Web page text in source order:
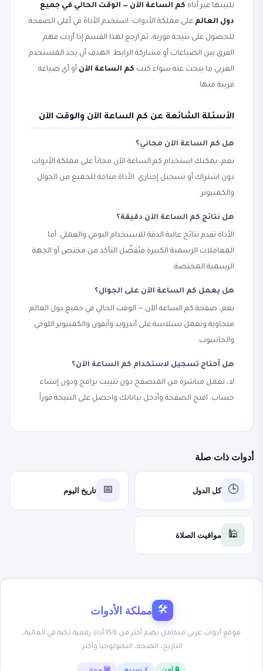
تلبيتها عبر أداة كم الساعة الآن — الوقت الحالي في جميع
دول العالم على مملكة الأدوات. استخدم الأداة في أعلى الصفحة
للحصول على نتيجة فورية، ثم ارجع لهذا القسم إذا أردت فهم
الفرق بين الصياغات أو مشاركة الرابط. الهدف أن يجد المستخدم
العربي ما يبحث عنه سواء كتب كم الساعة الآن أو أي صياغة
قريبة منها.
الأسئلة الشائعة عن كم الساعة الآن والوقت الآن
هل كم الساعة الآن مجاني؟
نعم، يمكنك استخدام كم الساعة الآن مجاناً على مملكة الأدوات
دون اشتراك أو تسجيل إجباري. الأداة متاحة للجميع من الجوال
والكمبيوتر.
هل نتائج كم الساعة الآن دقيقة؟
الأداة تقدم نتائج عالية الدقة للاستخدام اليومي والعملي. أما
المعاملات الرسمية الكبيرة فيُفضّل التأكد من مختص أو الجهة
الرسمية المختصة.
هل يعمل كم الساعة الآن على الجوال؟
نعم، صفحة كم الساعة الآن — الوقت الحالي في جميع دول العالم
متجاوبة وتعمل بسلاسة على أندرويد وآيفون والكمبيوتر اللوحي
والحاسوب.
هل أحتاج تسجيل لاستخدام كم الساعة الآن؟
لا، تعمل مباشرة من المتصفح دون تثبيت برامج ودون إنشاء
حساب. افتح الصفحة وأدخل بياناتك واحصل على النتيجة فوراً.
أدوات ذات صلة
🕒 كل الدول 📅 تاريخ اليوم
🕌 مواقيت الصلاة
🛠 مملكة الأدوات
موقع أدوات عربي متكامل يضم أكثر من 150 أداة رقمية ذكية في المالية،
التاريخ، الصحة، التكنولوجيا وأكثر.